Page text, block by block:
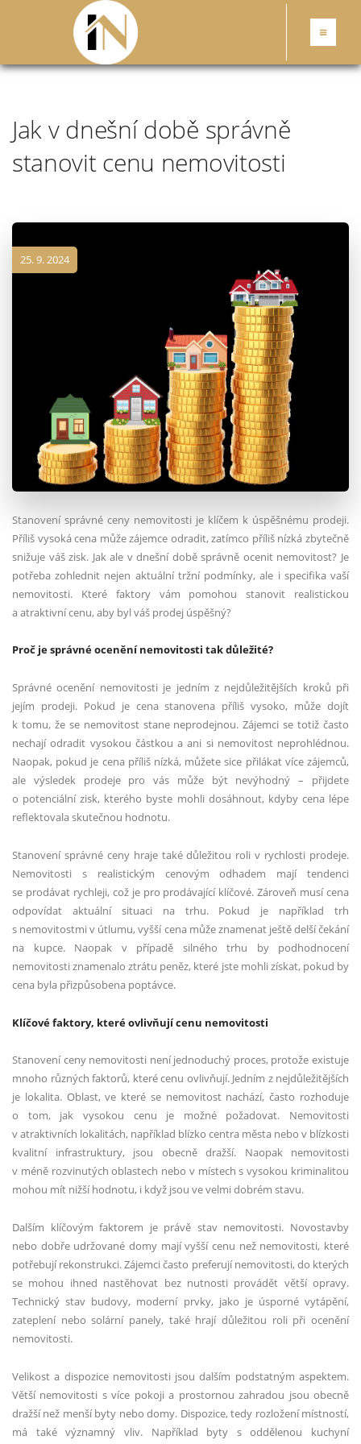
Jak v dnešní době správně
stanovit cenu nemovitosti
25. 9. 2024
Stanovení správné ceny nemovitosti je klíčem k úspěšnému prodeji.
Příliš vysoká cena může zájemce odradit, zatímco příliš nízká zbytečně
snižuje váš zisk. Jak ale v dnešní době správně ocenit nemovitost? Je
potřeba zohlednit nejen aktuální tržní podmínky, ale i specifika vaší
nemovitosti. Které faktory vám pomohou stanovit realistickou
a atraktivní cenu, aby byl váš prodej úspěšný?
Proč je správné ocenění nemovitosti tak důležité?
Správné ocenění nemovitosti je jedním z nejdůležitějších kroků při
jejím prodeji. Pokud je cena stanovena příliš vysoko, může dojít
k tomu, že se nemovitost stane neprodejnou. Zájemci se totiž často
nechají odradit vysokou částkou a ani si nemovitost neprohlédnou.
Naopak, pokud je cena příliš nízká, můžete sice přilákat více zájemců,
ale výsledek prodeje pro vás může být nevýhodný – přijdete
o potenciální zisk, kterého byste mohli dosáhnout, kdyby cena lépe
reflektovala skutečnou hodnotu.
Stanovení správné ceny hraje také důležitou roli v rychlosti prodeje.
Nemovitosti s realistickým cenovým odhadem mají tendenci
se prodávat rychleji, což je pro prodávající klíčové. Zároveň musí cena
odpovídat aktuální situaci na trhu. Pokud je například trh
s nemovitostmi v útlumu, vyšší cena může znamenat ještě delší čekání
na kupce. Naopak v případě silného trhu by podhodnocení
nemovitosti znamenalo ztrátu peněz, které jste mohli získat, pokud by
cena byla přizpůsobena poptávce.
Klíčové faktory, které ovlivňují cenu nemovitosti
Stanovení ceny nemovitosti není jednoduchý proces, protože existuje
mnoho různých faktorů, které cenu ovlivňují. Jedním z nejdůležitějších
je lokalita. Oblast, ve které se nemovitost nachází, často rozhoduje
o tom, jak vysokou cenu je možné požadovat. Nemovitosti
v atraktivních lokalitách, například blízko centra města nebo v blízkosti
kvalitní infrastruktury, jsou obecně dražší. Naopak nemovitosti
v méně rozvinutých oblastech nebo v místech s vysokou kriminalitou
mohou mít nižší hodnotu, i když jsou ve velmi dobrém stavu.
Dalším klíčovým faktorem je právě stav nemovitosti. Novostavby
nebo dobře udržované domy mají vyšší cenu než nemovitosti, které
potřebují rekonstrukci. Zájemci často preferují nemovitosti, do kterých
se mohou ihned nastěhovat bez nutnosti provádět větší opravy.
Technický stav budovy, moderní prvky, jako je úsporné vytápění,
zateplení nebo solární panely, také hrají důležitou roli při ocenění
nemovitosti.
Velikost a dispozice nemovitosti jsou dalším podstatným aspektem.
Větší nemovitosti s více pokoji a prostornou zahradou jsou obecně
dražší než menší byty nebo domy. Dispozice, tedy rozložení místností,
má také významný vliv. Například byty s oddělenou kuchyní